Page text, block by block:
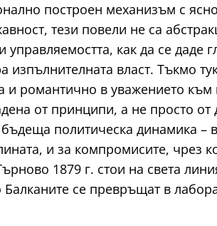
построен механизъм с
тези повели не са
как да се даде
изпълнителната власт. Тъкмо
и романтично в уважението към
от принципи, а не просто
политическа динамика –
и за компромисите, чрез
1879 г. стои на света
се превръщат в